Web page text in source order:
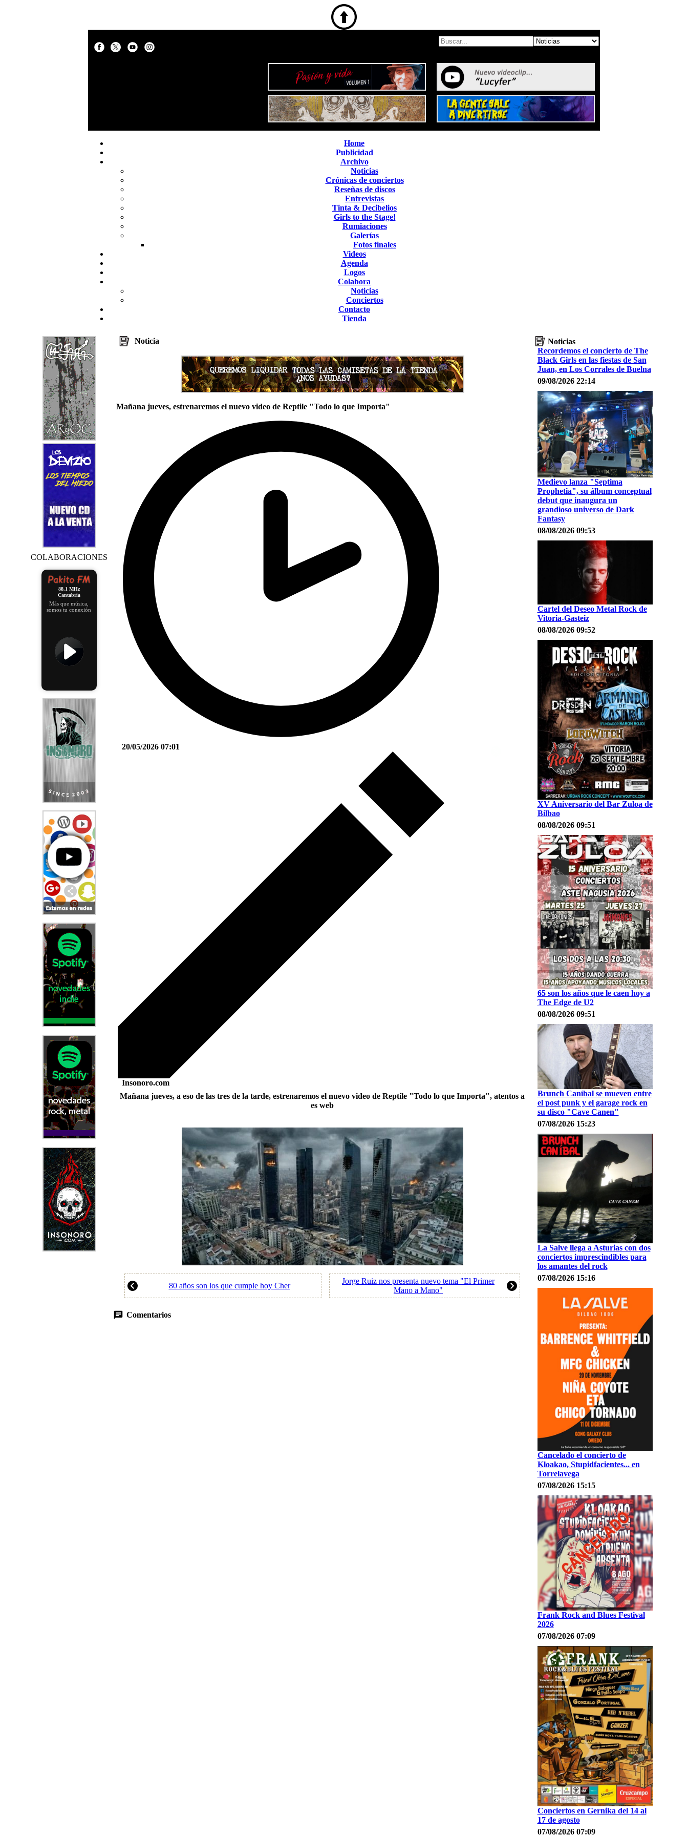
Home
Publicidad
Archivo
Noticias
Crónicas de conciertos
Reseñas de discos
Entrevistas
Tinta & Decibelios
Girls to the Stage!
Rumiaciones
Galerías
Fotos finales
Videos
Agenda
Logos
Colabora
Noticias
Conciertos
Contacto
Tienda
COLABORACIONES
88.1 MHz
Cantabria
Más que música,
somos tu conexión
Noticia
Mañana jueves, estrenaremos el nuevo video de Reptile "Todo lo que Importa"
20/05/2026 07:01
Insonoro.com
Mañana jueves, a eso de las tres de la tarde, estrenaremos el nuevo video de Reptile "Todo lo que Importa", atentos a
es web
80 años son los que cumple hoy Cher
Jorge Ruiz nos presenta nuevo tema "El Primer
Mano a Mano"
Comentarios
Noticias
Recordemos el concierto de The
Black Girls en las fiestas de San
Juan, en Los Corrales de Buelna
09/08/2026 22:14
Medievo lanza "Septima
Prophetia", su álbum conceptual
debut que inaugura un
grandioso universo de Dark
Fantasy
08/08/2026 09:53
Cartel del Deseo Metal Rock de
Vitoria-Gasteiz
08/08/2026 09:52
XV Aniversario del Bar Zuloa de
Bilbao
08/08/2026 09:51
65 son los años que le caen hoy a
The Edge de U2
08/08/2026 09:51
Brunch Caníbal se mueven entre
el post punk y el garage rock en
su disco "Cave Canen"
07/08/2026 15:23
La Salve llega a Asturias con dos
conciertos imprescindibles para
los amantes del rock
07/08/2026 15:16
Cancelado el concierto de
Kloakao, Stupidfacientes... en
Torrelavega
07/08/2026 15:15
Frank Rock and Blues Festival
2026
07/08/2026 07:09
Conciertos en Gernika del 14 al
17 de agosto
07/08/2026 07:09